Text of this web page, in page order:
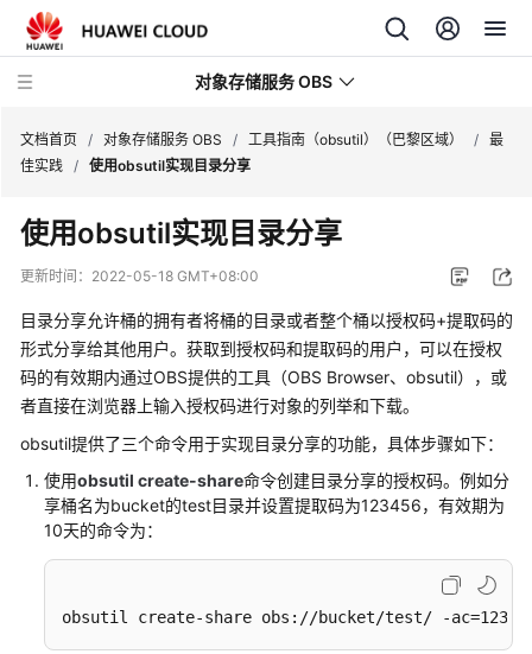
对象存储服务 OBS
新
动
服
务
公
产
品
介
绍
文档首页 / 对象存储服务 OBS / 工具指南（obsutil）（巴黎区域） / 最
佳实践 / 使用obsutil实现目录分享
使用obsutil实现目录分享
更新时间： 2022-05-18 GMT+08:00
目录分享允许桶的拥有者将桶的目录或者整个桶以授权码+提取码的
形式分享给其他用户。获取到授权码和提取码的用户，可以在授权
码的有效期内通过OBS提供的工具（OBS Browser、obsutil），或
者直接在浏览器上输入授权码进行对象的列举和下载。
obsutil提供了三个命令用于实现目录分享的功能，具体步骤如下：
使用obsutil create-share命令创建目录分享的授权码。例如分
享桶名为bucket的test目录并设置提取码为123456，有效期为
10天的命令为：
obsutil create-share obs://bucket/test/ -